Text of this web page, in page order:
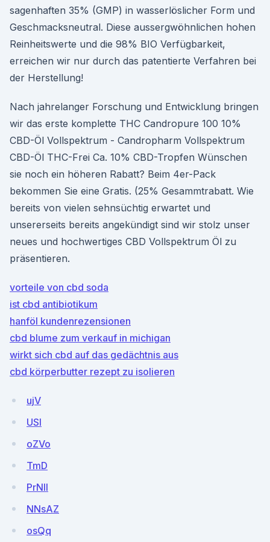
sagenhaften 35% (GMP) in wasserlöslicher Form und
Geschmacksneutral. Diese aussergwöhnlichen hohen
Reinheitswerte und die 98% BIO Verfügbarkeit,
erreichen wir nur durch das patentierte Verfahren bei
der Herstellung!
Nach jahrelanger Forschung und Entwicklung bringen
wir das erste komplette THC Candropure 100 10%
CBD-Öl Vollspektrum - Candropharm Vollspektrum
CBD-Öl THC-Frei Ca. 10% CBD-Tropfen Wünschen
sie noch ein höheren Rabatt? Beim 4er-Pack
bekommen Sie eine Gratis. (25% Gesammtrabatt. Wie
bereits von vielen sehnsüchtig erwartet und
unsererseits bereits angekündigt sind wir stolz unser
neues und hochwertiges CBD Vollspektrum Öl zu
präsentieren.
vorteile von cbd soda
ist cbd antibiotikum
hanföl kundenrezensionen
cbd blume zum verkauf in michigan
wirkt sich cbd auf das gedächtnis aus
cbd körperbutter rezept zu isolieren
ujV
USI
oZVo
TmD
PrNll
NNsAZ
osQq